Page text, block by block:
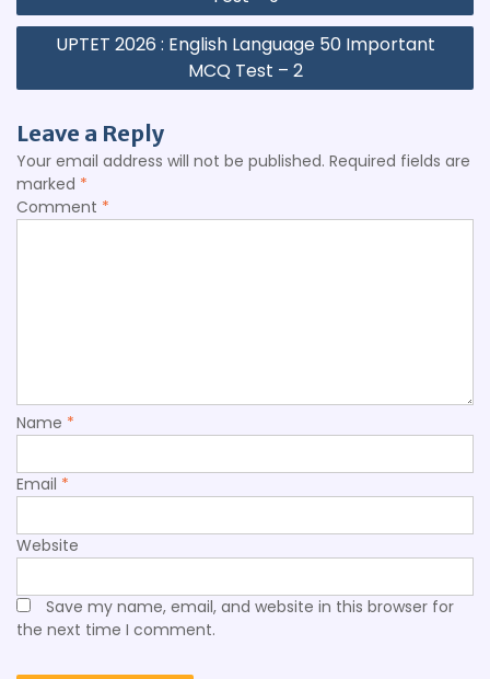
UPTET 2026 : English Language 50 Important
MCQ Test – 2
Leave a Reply
Your email address will not be published. Required fields are
marked *
Comment *
Name *
Email *
Website
Save my name, email, and website in this browser for
the next time I comment.